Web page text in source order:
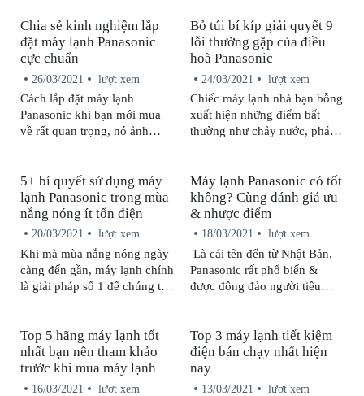
loại khác mà có thể bạn đã
nghe qua hoặc tận mắt nhìn
thấy nhưng không biết chúng
khác nhau như thế nào. Hôm
nay, hãy cùng chúng tôi tìm
hiểu cách phân biệt máy lạnh
dân dụng và máy lạnh công
nghiệp qua bài viết sau đây.
thích cho bạn về bảng mã lỗi
điều hoà Panasonic qua bài
viết sau đây.
Chia sẻ kinh nghiệm lắp
đặt máy lạnh Panasonic
cực chuẩn
26/03/2021
lượt xem
Cách lắp đặt máy lạnh
Panasonic khi bạn mới mua
về rất quan trọng, nó ảnh
làm lạnh, độ bền của máy,…
Vì vậy, sau đây chúng tôi sẽ
chia sẻ một số kinh nghiệm
lắp đặt máy lạnh Panasonic
đúng chuẩn cho người mới
mua lần đầu.
Bỏ túi bí kíp giải quyết 9
lỗi thường gặp của điều
hoà Panasonic
24/03/2021
lượt xem
Chiếc máy lạnh nhà bạn bỗng
xuất hiện những điểm bất
thường như chảy nước, phát
máy của mình đi sửa, bài viết
này sẽ giúp bạn bỏ túi một
vài mẹo để giải quyết những
lỗi thường gặp của điều hoà
5+ bí quyết sử dụng máy
lạnh Panasonic trong mùa
nắng nóng ít tốn điện
20/03/2021
lượt xem
Khi mà mùa nắng nóng ngày
càng đến gần, máy lạnh chính
là giải pháp số 1 để chúng ta
Panasonic trong mùa nắng
nóng làm sao để vừa tốt cho
sức khoẻ, vừa tiết kiệm tiền
điện thì không phải ai cũng
Máy lạnh Panasonic có tốt
không? Cùng đánh giá ưu
& nhược điểm
18/03/2021
lượt xem
Là cái tên đến từ Nhật Bản,
Panasonic rất phổ biến &
được đông đảo người tiêu
Panasonic có tốt không? Hãy
cùng chúng tôi tìm hiểu ưu &
nhược điểm của nó qua bài
viết dưới đây.
Top 5 hãng máy lạnh tốt
nhất bạn nên tham khảo
trước khi mua máy lạnh
16/03/2021
lượt xem
Top 3 máy lạnh tiết kiệm
điện bán chạy nhất hiện
nay
13/03/2021
lượt xem